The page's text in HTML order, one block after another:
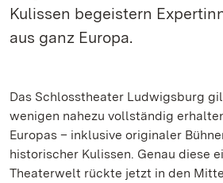
Kulissen begeistern
aus ganz Europa.
Das Schlosstheater Ludwigsburg
wenigen nahezu vollständig
Europas – inklusive originaler
historischer Kulissen. Genau diese
Theaterwelt rückte jetzt in den